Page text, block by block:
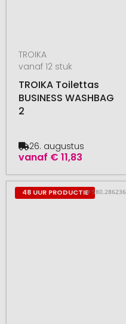
TROIKA
vanaf 12 stuk
TROIKA Toilettas
BUSINESS WASHBAG
2
vanaf € 11,83
26. augustus
48 UUR PRODUCTIE# 580.286236